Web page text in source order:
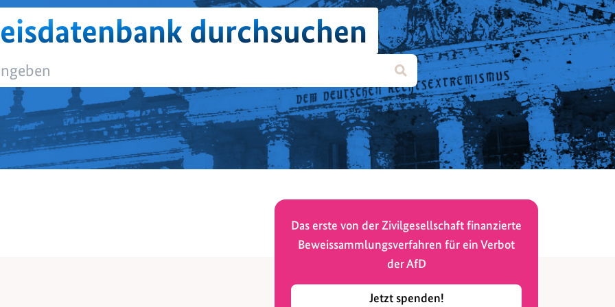
durchsuchen
Das erste von der Zivilgesellschaft finanzierte
Beweissammlungsverfahren für ein Verbot
der AfD
Jetzt spenden!